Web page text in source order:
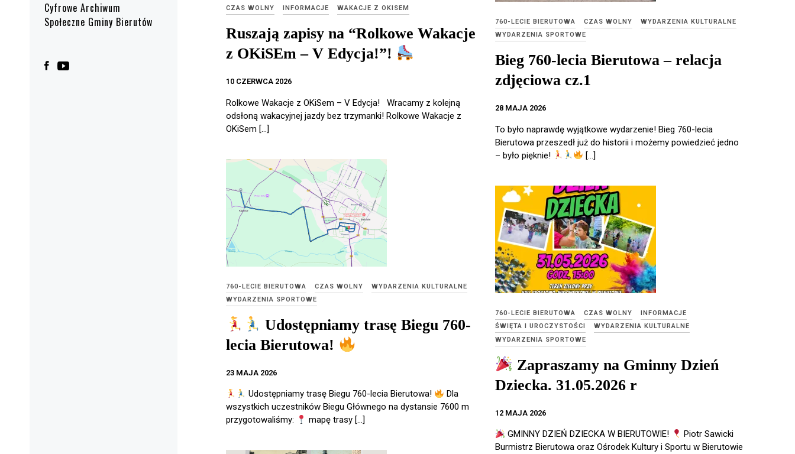
Cyfrowe Archiwum
Społeczne Gminy Bierutów
CZAS WOLNY INFORMACJE WAKACJE Z OKISEM
Ruszają zapisy na “Rolkowe Wakacje
z OKiSEm – V Edycja!”!
10 CZERWCA 2026
Rolkowe Wakacje z OKiSem – V Edycja! Wracamy z kolejną
odsłoną wakacyjnej jazdy bez trzymanki! Rolkowe Wakacje z
OKiSem […]
760-LECIE BIERUTOWA CZAS WOLNY
WYDARZENIA KULTURALNE
WYDARZENIA SPORTOWE
Bieg 760-lecia Bierutowa – relacja
zdjęciowa cz.1
28 MAJA 2026
To było naprawdę wyjątkowe wydarzenie! Bieg 760-lecia
Bierutowa przeszedł już do historii i możemy powiedzieć jedno
– było pięknie!
[…]
760-LECIE BIERUTOWA CZAS WOLNY
WYDARZENIA KULTURALNE
WYDARZENIA SPORTOWE
Udostępniamy trasę Biegu 760-
lecia Bierutowa!
23 MAJA 2026
Udostępniamy trasę Biegu 760-lecia Bierutowa!
Dla
wszystkich uczestników Biegu Głównego na dystansie 7600 m
przygotowaliśmy:
mapę trasy […]
760-LECIE BIERUTOWA CZAS WOLNY
INFORMACJE
ŚWIĘTA I UROCZYSTOŚCI
WYDARZENIA KULTURALNE
WYDARZENIA SPORTOWE
Zapraszamy na Gminny Dzień
Dziecka. 31.05.2026 r
12 MAJA 2026
GMINNY DZIEŃ DZIECKA W BIERUTOWIE!
Piotr Sawicki
Burmistrz Bierutowa oraz Ośrodek Kultury i Sportu w Bierutowie